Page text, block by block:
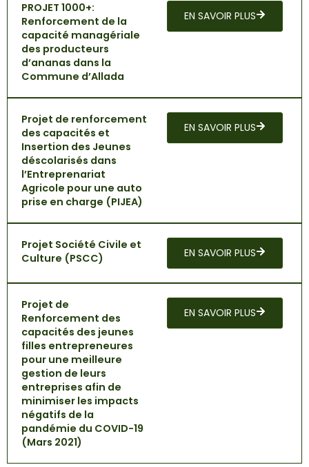
PROJET 1000+:
Renforcement de la
capacité managériale
des producteurs
d’ananas dans la
Commune d’Allada
EN SAVOIR PLUS
Projet de renforcement
des capacités et
Insertion des Jeunes
déscolarisés dans
l’Entreprenariat
Agricole pour une auto
prise en charge (PIJEA)
EN SAVOIR PLUS
Projet Société Civile et
Culture (PSCC)
EN SAVOIR PLUS
Projet de
Renforcement des
capacités des jeunes
filles entrepreneures
pour une meilleure
gestion de leurs
entreprises afin de
minimiser les impacts
négatifs de la
pandémie du COVID-19
(Mars 2021)
EN SAVOIR PLUS